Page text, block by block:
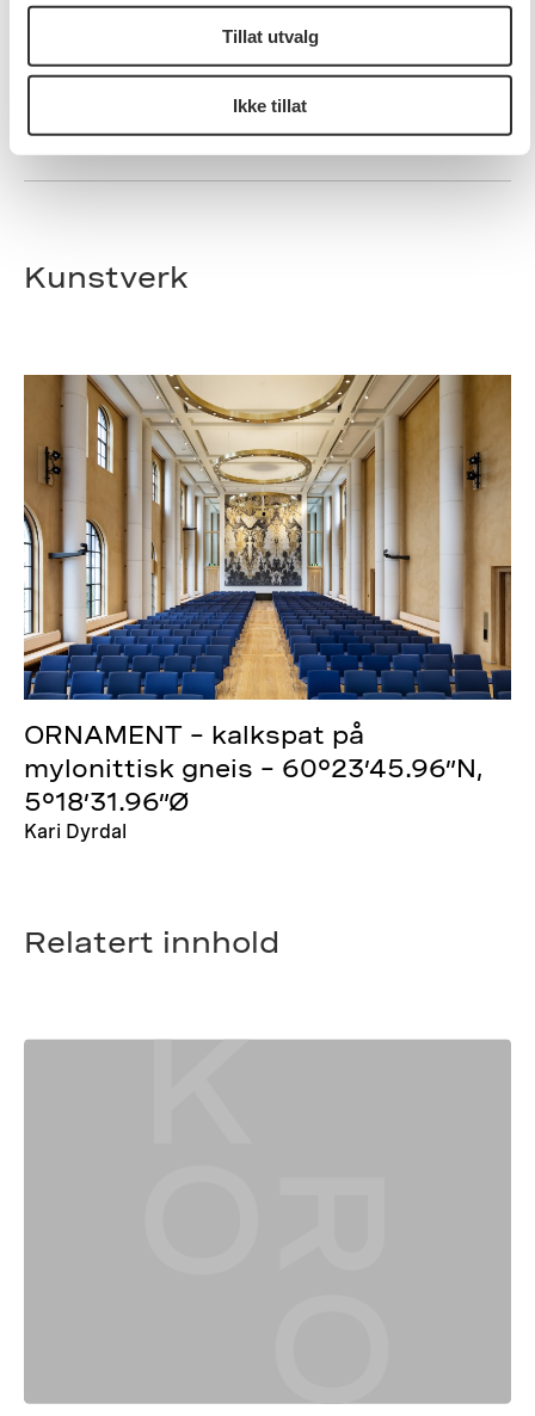
Tillat utvalg
Ikke tillat
Tilgjengelig for publikum
Program Kunst til statens nybygg
Kunstverk
ORNAMENT – kalkspat på
mylonittisk gneis – 60°23’45.96”N,
5°18’31.96”Ø
Kari Dyrdal
Relatert innhold